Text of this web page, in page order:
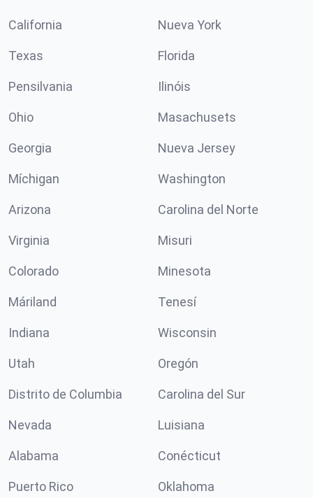
California Nueva York
Texas Florida
Pensilvania Ilinóis
Ohio Masachusets
Georgia Nueva Jersey
Míchigan Washington
Arizona Carolina del Norte
Virginia Misuri
Colorado Minesota
Máriland Tenesí
Indiana Wisconsin
Utah Oregón
Distrito de Columbia Carolina del Sur
Nevada Luisiana
Alabama Conécticut
Puerto Rico Oklahoma